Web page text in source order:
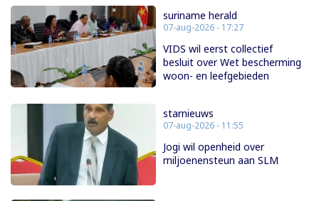
suriname herald
07-aug-2026 - 17:27
VIDS wil eerst collectief
besluit over Wet bescherming
woon- en leefgebieden
starnieuws
07-aug-2026 - 11:55
Jogi wil openheid over
miljoenensteun aan SLM